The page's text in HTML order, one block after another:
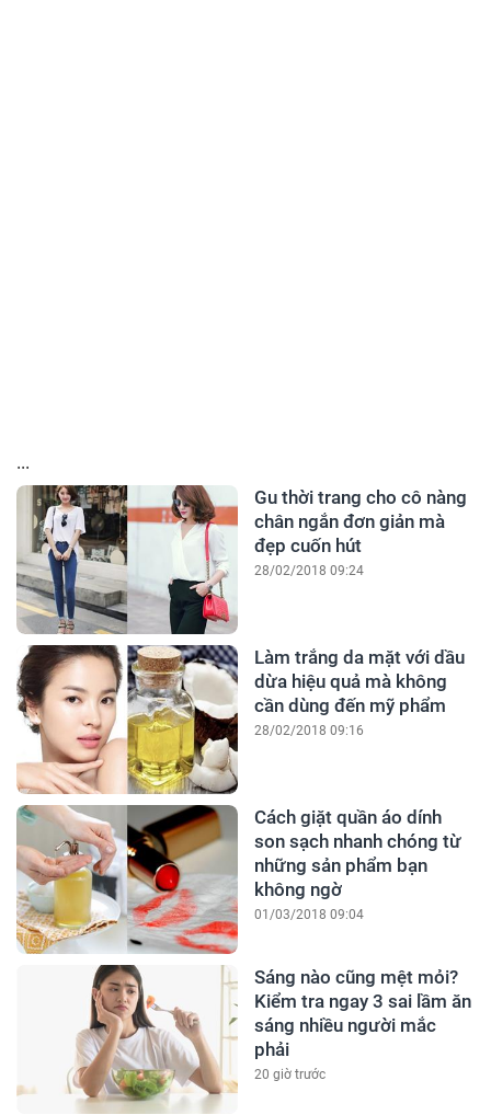
...
Gu thời trang cho cô nàng
chân ngắn đơn giản mà
đẹp cuốn hút
28/02/2018 09:24
Làm trắng da mặt với dầu
dừa hiệu quả mà không
cần dùng đến mỹ phẩm
28/02/2018 09:16
Cách giặt quần áo dính
son sạch nhanh chóng từ
những sản phẩm bạn
không ngờ
01/03/2018 09:04
Sáng nào cũng mệt mỏi?
Kiểm tra ngay 3 sai lầm ăn
sáng nhiều người mắc
phải
20 giờ trước